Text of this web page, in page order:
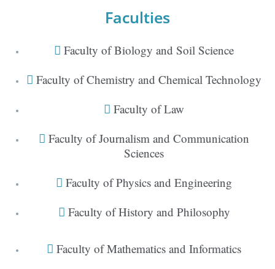
Faculties
Faculty of Biology and Soil Science
Faculty of Chemistry and Chemical Technology
Faculty of Law
Faculty of Journalism and Communication
Sciences
Faculty of Physics and Engineering
Faculty of History and Philosophy
Faculty of Mathematics and Informatics